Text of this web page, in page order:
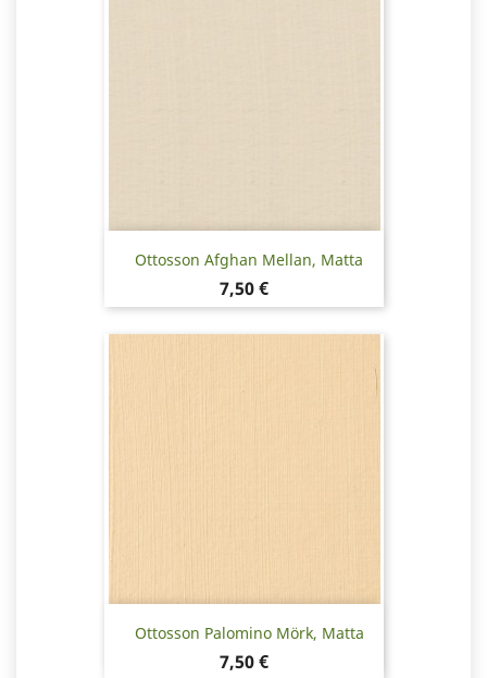
Ottosson Afghan Mellan, Matta
Hinta
7,50 €
Ottosson Palomino Mörk, Matta
Hinta
7,50 €